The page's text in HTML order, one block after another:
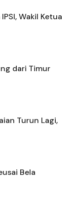
Wakil Ketua
dari Timur
Turun Lagi,
Bela